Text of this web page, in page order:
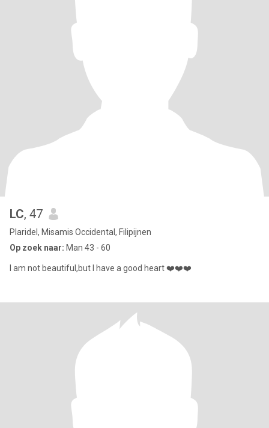
LC, 47
Plaridel, Misamis Occidental, Filipijnen
Op zoek naar: Man 43 - 60
I am not beautiful,but I have a good heart ❤️❤️❤️